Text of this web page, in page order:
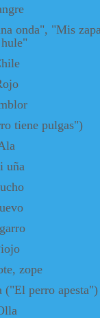
onda", "Mis
tiene pulgas")
uña
zope
("El perro apesta")